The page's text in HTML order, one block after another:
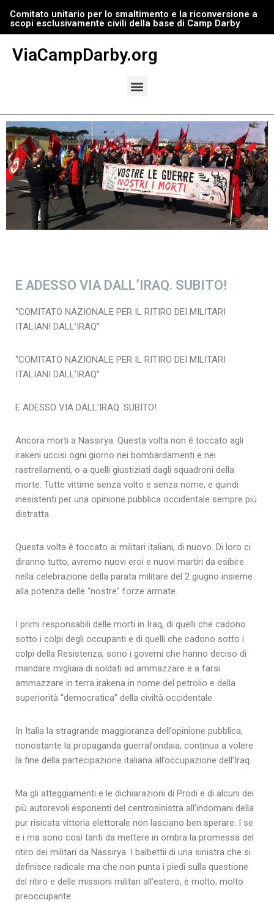
Vai
al
contenuto
Comitato unitario per lo smaltimento e la riconversione a
scopi esclusivamente civili della base di Camp Darby
ViaCampDarby.org
E ADESSO VIA DALL’IRAQ. SUBITO!
“COMITATO NAZIONALE PER IL RITIRO DEI MILITARI
ITALIANI DALL’IRAQ”
“COMITATO NAZIONALE PER IL RITIRO DEI MILITARI
ITALIANI DALL’IRAQ”
E ADESSO VIA DALL’IRAQ. SUBITO!
Ancora morti a Nassirya. Questa volta non è toccato agli
irakeni uccisi ogni giorno nei bombardamenti e nei
rastrellamenti, o a quelli giustiziati dagli squadroni della
morte. Tutte vittime senza volto e senza nome, e quindi
inesistenti per una opinione pubblica occidentale sempre più
distratta.
Questa volta è toccato ai militari italiani, di nuovo. Di loro ci
diranno tutto, avremo nuovi eroi e nuovi martiri da esibire
nella celebrazione della parata militare del 2 giugno insieme
alla potenza delle “nostre” forze armate.
I primi responsabili delle morti in Iraq, di quelli che cadono
sotto i colpi degli occupanti e di quelli che cadono sotto i
colpi della Resistenza, sono i governi che hanno deciso di
mandare migliaia di soldati ad ammazzare e a farsi
ammazzare in terra irakena in nome del petrolio e della
superiorità “democratica” della civiltà occidentale.
In Italia la stragrande maggioranza dell’opinione pubblica,
nonostante la propaganda guerrafondaia, continua a volere
la fine della partecipazione italiana all’occupazione dell’Iraq.
Ma gli atteggiamenti e le dichiarazioni di Prodi e di alcuni dei
più autorevoli esponenti del centrosinistra all’indomani della
pur risicata vittoria elettorale non lasciano ben sperare. I se
e i ma sono così tanti da mettere in ombra la promessa del
ritiro dei militari da Nassirya. I balbettii di una sinistra che si
definisce radicale ma che non punta i piedi sulla questione
del ritiro e delle missioni militari all’estero, è molto, molto
preoccupante.